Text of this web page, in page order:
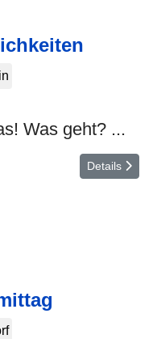
Was geht? ...
Details